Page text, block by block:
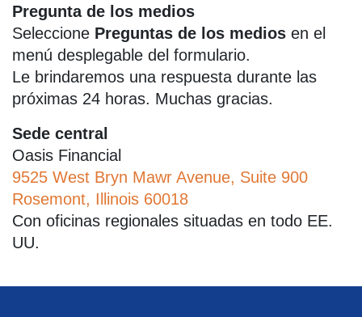
Pregunta de los medios
Seleccione Preguntas de los medios en el
menú desplegable del formulario.
Le brindaremos una respuesta durante las
próximas 24 horas. Muchas gracias.
Sede central
Oasis Financial
9525 West Bryn Mawr Avenue, Suite 900
Rosemont, Illinois 60018
Con oficinas regionales situadas en todo EE.
UU.